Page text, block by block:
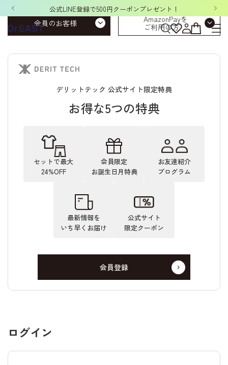
公式LINE登録で500円クーポンプレゼント！
会員のお客様
AmazonPayを
ご利用の方
デリットテック 公式サイト限定特典
お得な5つの特典
セットで最大
24%OFF
会員限定
お誕生日月特典
お友達紹介
プログラム
最新情報を
いち早くお届け
公式サイト
限定クーポン
会員登録
ログイン